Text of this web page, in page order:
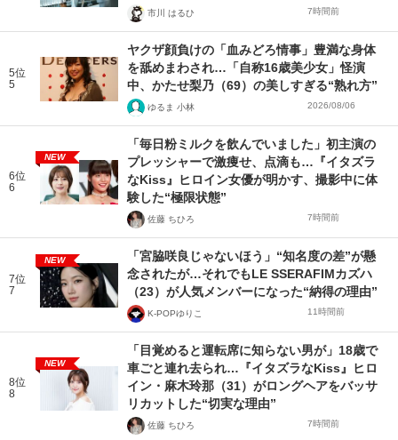
市川 はるひ 7時間前
5位
5
ヤクザ顔負けの「血みどろ情事」豊満な身体
を舐めまわされ…「自称16歳美少女」怪演
中、かたせ梨乃（69）の美しすぎる“熟れ方”
ゆるま 小林 2026/08/06
6位
6
NEW
「毎日粉ミルクを飲んでいました」初主演の
プレッシャーで激痩せ、点滴も…『イタズラ
なKiss』ヒロイン女優が明かす、撮影中に体
験した“極限状態”
佐藤 ちひろ 7時間前
7位
7
NEW
「宮脇咲良じゃないほう」“知名度の差”が懸
念されたが…それでもLE SSERAFIMカズハ
（23）が人気メンバーになった“納得の理由”
K-POPゆりこ 11時間前
8位
8
NEW
「目覚めると運転席に知らない男が」18歳で
車ごと連れ去られ…『イタズラなKiss』ヒロ
イン・麻木玲那（31）がロングヘアをバッサ
リカットした“切実な理由”
佐藤 ちひろ 7時間前